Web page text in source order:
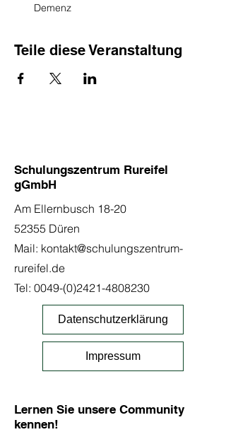
Demenz
Teile diese Veranstaltung
Schulungszentrum Rureifel
gGmbH
Am Ellernbusch 18-20
52355 Düren
Mail: kontakt@schulungszentrum-
rureifel.de
Tel: 0049-(0)2421-4808230
Datenschutzerklärung
Impressum
Lernen Sie unsere Community
kennen!